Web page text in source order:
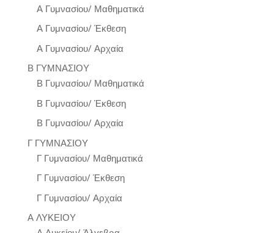
Α Γυμνασίου/ Μαθηματικά
Α Γυμνασίου/ Έκθεση
Α Γυμνασίου/ Αρχαία
Β ΓΥΜΝΑΣΙΟΥ
Β Γυμνασίου/ Μαθηματικά
Β Γυμνασίου/ Έκθεση
Β Γυμνασίου/ Αρχαία
Γ ΓΥΜΝΑΣΙΟΥ
Γ Γυμνασίου/ Μαθηματικά
Γ Γυμνασίου/ Έκθεση
Γ Γυμνασίου/ Αρχαία
Α ΛΥΚΕΙΟΥ